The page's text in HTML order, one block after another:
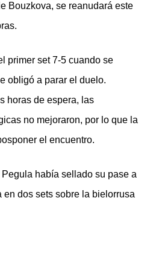
Bouzkova, se reanudará este
primer set 7-5 cuando se
obligó a parar el duelo.
horas de espera, las
no mejoraron, por lo que la
el encuentro.
había sellado su pase a
en dos sets sobre la bielorrusa